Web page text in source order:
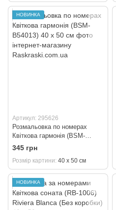
НОВИНКА
Артикул: 295626
Розмальовка по номерах
Квіткова гармонія (BSM-
B54013) 40 х 50 см
345 грн
Розмір картини 40 х 50 см
НОВИНКА